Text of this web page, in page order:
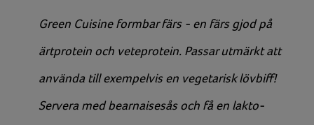
Green Cuisine formbar färs - en färs gjod på
ärtprotein och veteprotein. Passar utmärkt att
använda till exempelvis en vegetarisk lövbiff!
Servera med bearnaisesås och få en lakto-